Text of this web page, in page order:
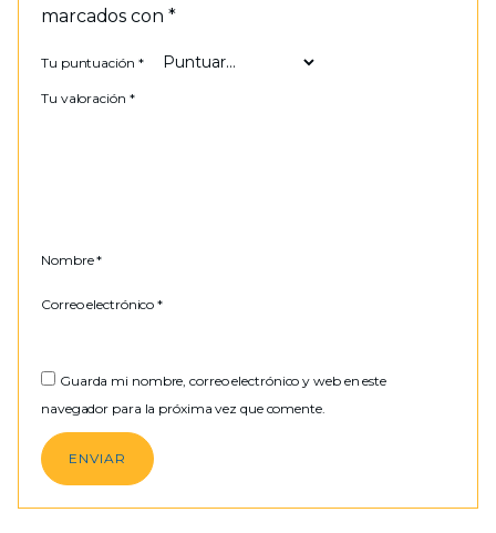
marcados con *
Tu puntuación *
Tu valoración *
Nombre*
Correo electrónico*
Guarda mi nombre, correo electrónico y web en este
navegador para la próxima vez que comente.